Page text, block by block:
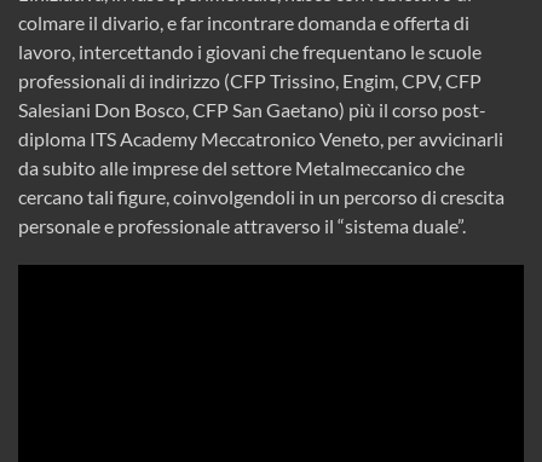
colmare il divario, e far incontrare domanda e offerta di
lavoro, intercettando i giovani che frequentano le scuole
professionali di indirizzo (CFP Trissino, Engim, CPV, CFP
Salesiani Don Bosco, CFP San Gaetano) più il corso post-
diploma ITS Academy Meccatronico Veneto, per avvicinarli
da subito alle imprese del settore Metalmeccanico che
cercano tali figure, coinvolgendoli in un percorso di crescita
personale e professionale attraverso il “sistema duale”.